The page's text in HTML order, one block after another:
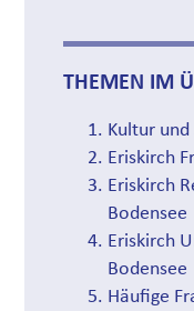
THEMEN IM
Kultur
Eriskirch
Eriskirch
Bodensee
Eriskirch
Bodensee
Häufige